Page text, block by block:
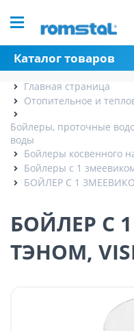
Каталог товаров
Главная страница
Отопительное и
Бойлеры, проточные
воды
Бойлеры косвенного
Бойлеры с 1
БОЙЛЕР С 1
БОЙЛЕР С
ТЭНОМ,